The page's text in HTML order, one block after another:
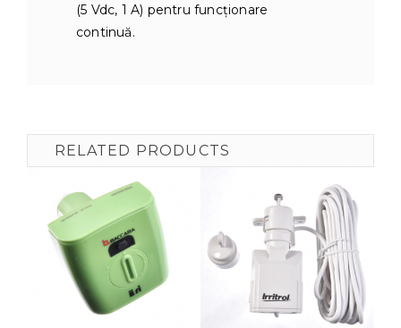
(5 Vdc, 1 A) pentru funcționare
continuă.
RELATED PRODUCTS